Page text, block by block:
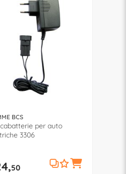
BCS
per auto
3306
50